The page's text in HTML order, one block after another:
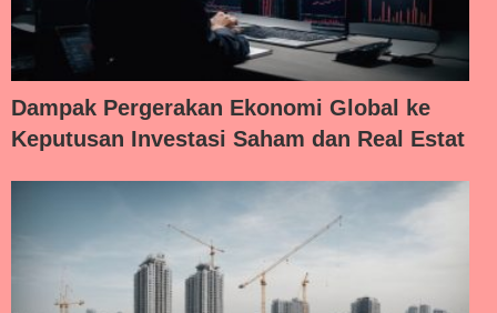
Dampak Pergerakan Ekonomi Global ke
Keputusan Investasi Saham dan Real Estat